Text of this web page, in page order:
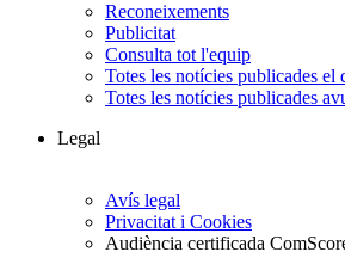
Reconeixements
Publicitat
Consulta tot l'equip
Totes les notícies publicades el
Totes les notícies publicades
Legal
Avís legal
Privacitat i Cookies
Audiència certificada